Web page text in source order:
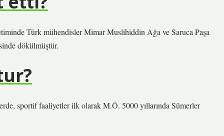
Türk mühendisler Mimar Muslihiddin Ağa ve Saruca Paşa
dökülmüştür.
sportif faaliyetler ilk olarak M.Ö. 5000 yıllarında Sümerler